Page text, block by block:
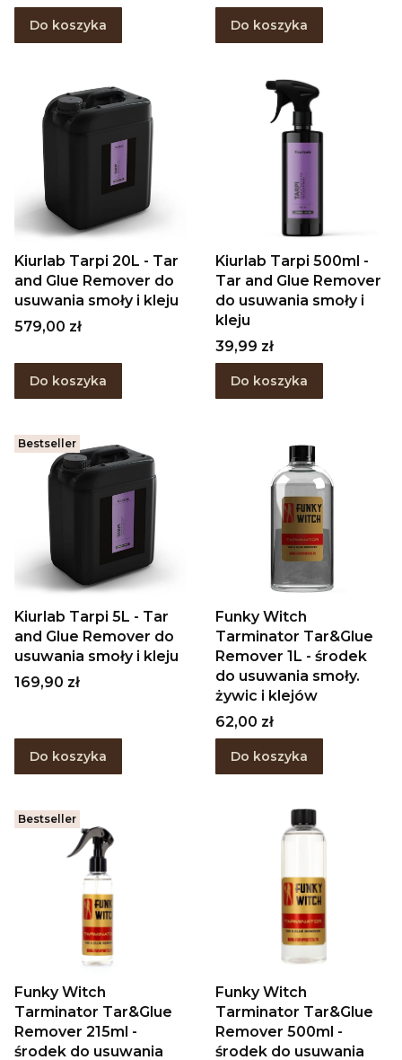
Do koszyka Do koszyka
Kiurlab Tarpi 20L - Tar
and Glue Remover do
usuwania smoły i kleju
Cena
579,00 zł
Do koszyka
Kiurlab Tarpi 500ml -
Tar and Glue Remover
do usuwania smoły i
kleju
Cena
39,99 zł
Do koszyka
Bestseller
Kiurlab Tarpi 5L - Tar
and Glue Remover do
usuwania smoły i kleju
Cena
169,90 zł
Do koszyka
Funky Witch
Tarminator Tar&Glue
Remover 1L - środek
do usuwania smoły.
żywic i klejów
Cena
62,00 zł
Do koszyka
Bestseller
Funky Witch
Tarminator Tar&Glue
Remover 215ml -
środek do usuwania
Funky Witch
Tarminator Tar&Glue
Remover 500ml -
środek do usuwania